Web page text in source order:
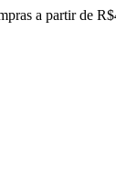
a partir de